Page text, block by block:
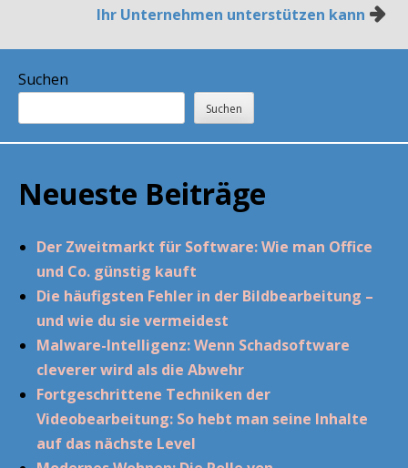
Ihr Unternehmen unterstützen kann
Suchen
Suchen
Neueste Beiträge
Der Zweitmarkt für Software: Wie man Office
und Co. günstig kauft
Die häufigsten Fehler in der Bildbearbeitung –
und wie du sie vermeidest
Malware-Intelligenz: Wenn Schadsoftware
cleverer wird als die Abwehr
Fortgeschrittene Techniken der
Videobearbeitung: So hebt man seine Inhalte
auf das nächste Level